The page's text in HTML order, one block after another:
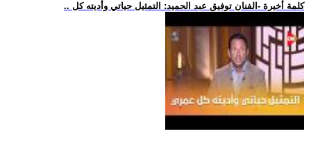
.. كلمة أخيرة -الفنان توفيق عبد الحميد: التمثيل حياتي وأديته كل